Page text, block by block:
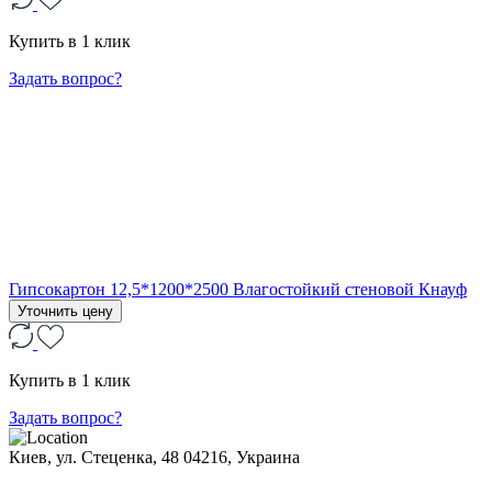
Купить в 1 клик
Задать вопрос?
Гипсокартон 12,5*1200*2500 Влагостойкий стеновой Кнауф
Уточнить цену
Купить в 1 клик
Задать вопрос?
Киев, ул. Стеценка, 48 04216, Украина